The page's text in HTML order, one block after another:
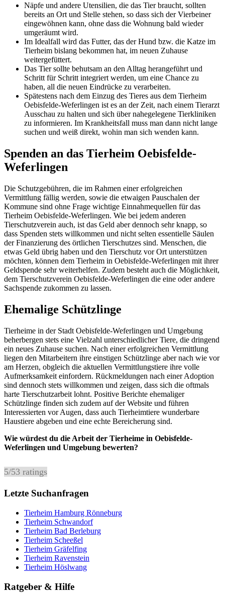
Näpfe und andere Utensilien, die das Tier braucht, sollten
bereits an Ort und Stelle stehen, so dass sich der Vierbeiner
eingewöhnen kann, ohne dass die Wohnung bald wieder
umgeräumt wird.
Im Idealfall wird das Futter, das der Hund bzw. die Katze im
Tierheim bislang bekommen hat, im neuen Zuhause
weitergefüttert.
Das Tier sollte behutsam an den Alltag herangeführt und
Schritt für Schritt integriert werden, um eine Chance zu
haben, all die neuen Eindrücke zu verarbeiten.
Spätestens nach dem Einzug des Tieres aus dem Tierheim
Oebisfelde-Weferlingen ist es an der Zeit, nach einem Tierarzt
Ausschau zu halten und sich über nahegelegene Tierkliniken
zu informieren. Im Krankheitsfall muss man dann nicht lange
suchen und weiß direkt, wohin man sich wenden kann.
Spenden an das Tierheim Oebisfelde-
Weferlingen
Die Schutzgebühren, die im Rahmen einer erfolgreichen
Vermittlung fällig werden, sowie die etwaigen Pauschalen der
Kommune sind ohne Frage wichtige Einnahmequellen für das
Tierheim Oebisfelde-Weferlingen. Wie bei jedem anderen
Tierschutzverein auch, ist das Geld aber dennoch sehr knapp, so
dass Spenden stets willkommen und nicht selten essentielle Säulen
der Finanzierung des örtlichen Tierschutzes sind. Menschen, die
etwas Geld übrig haben und den Tierschutz vor Ort unterstützen
möchten, können dem Tierheim in Oebisfelde-Weferlingen mit ihrer
Geldspende sehr weiterhelfen. Zudem besteht auch die Möglichkeit,
dem Tierschutzverein Oebisfelde-Weferlingen die eine oder andere
Sachspende zukommen zu lassen.
Ehemalige Schützlinge
Tierheime in der Stadt Oebisfelde-Weferlingen und Umgebung
beherbergen stets eine Vielzahl unterschiedlicher Tiere, die dringend
ein neues Zuhause suchen. Nach einer erfolgreichen Vermittlung
liegen den Mitarbeitern ihre einstigen Schützlinge aber nach wie vor
am Herzen, obgleich die aktuellen Vermittlungstiere ihre volle
Aufmerksamkeit einfordern. Rückmeldungen nach einer Adoption
sind dennoch stets willkommen und zeigen, dass sich die oftmals
harte Tierschutzarbeit lohnt. Positive Berichte ehemaliger
Schützlinge finden sich zudem auf der Website und führen
Interessierten vor Augen, dass auch Tierheimtiere wunderbare
Haustiere abgeben und eine echte Bereicherung sind.
Wie würdest du die Arbeit der Tierheime in Oebisfelde-
Weferlingen und Umgebung bewerten?
5/53 ratings
Letzte Suchanfragen
Tierheim Hamburg Rönneburg
Tierheim Schwandorf
Tierheim Bad Berleburg
Tierheim Scheeßel
Tierheim Gräfelfing
Tierheim Ravenstein
Tierheim Höslwang
Ratgeber & Hilfe